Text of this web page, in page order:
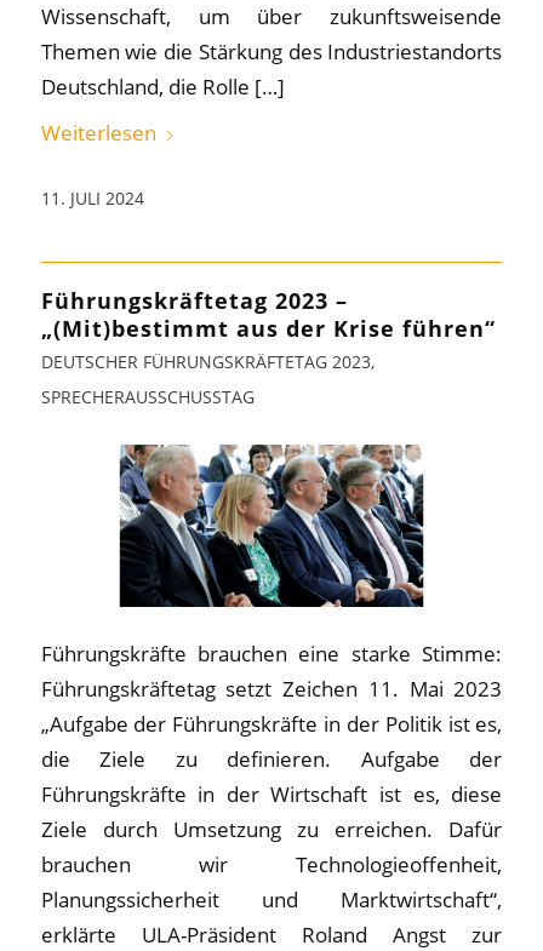
Wissenschaft, um über zukunftsweisende
Themen wie die Stärkung des Industriestandorts
Deutschland, die Rolle […]
Weiterlesen
11. JULI 2024
Führungskräftetag 2023 –
„(Mit)bestimmt aus der Krise führen“
DEUTSCHER FÜHRUNGSKRÄFTETAG 2023,
SPRECHERAUSSCHUSSTAG
Führungskräfte brauchen eine starke Stimme:
Führungskräftetag setzt Zeichen 11. Mai 2023
„Aufgabe der Führungskräfte in der Politik ist es,
die Ziele zu definieren. Aufgabe der
Führungskräfte in der Wirtschaft ist es, diese
Ziele durch Umsetzung zu erreichen. Dafür
brauchen wir Technologieoffenheit,
Planungssicherheit und Marktwirtschaft“,
erklärte ULA-Präsident Roland Angst zur